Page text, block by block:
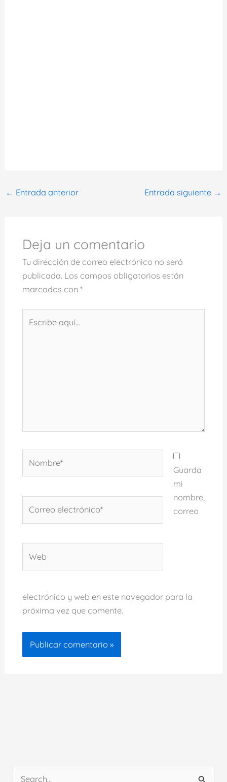
← Entrada anterior Entrada siguiente →
Deja un comentario
Tu dirección de correo electrónico no será
publicada. Los campos obligatorios están
marcados con *
aquí...
Guarda
mi
nombre,
correo
electrónico y web en este navegador para la
próxima vez que comente.